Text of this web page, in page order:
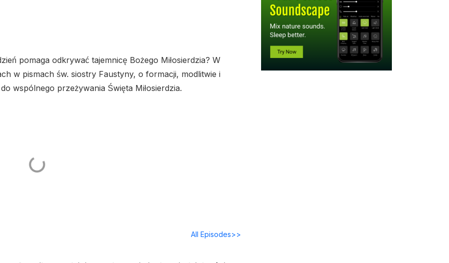
pomaga odkrywać tajemnicę Bożego Miłosierdzia? W
w pismach św. siostry Faustyny, o formacji, modlitwie i
wspólnego przeżywania Święta Miłosierdzia.
All Episodes>>